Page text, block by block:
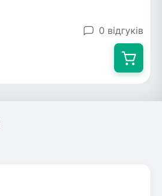
0 відгуків